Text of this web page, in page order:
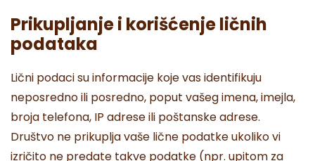
Prikupljanje i korišćenje ličnih
podataka
Lični podaci su informacije koje vas identifikuju
neposredno ili posredno, poput vašeg imena, imejla,
broja telefona, IP adrese ili poštanske adrese.
Društvo ne prikuplja vaše lične podatke ukoliko vi
izričito ne predate takve podatke (npr. upitom za